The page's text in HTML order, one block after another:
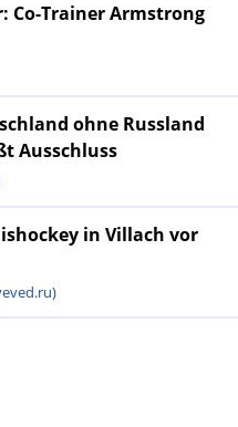
Co-Trainer Armstrong
ohne Russland
Ausschluss
in Villach vor